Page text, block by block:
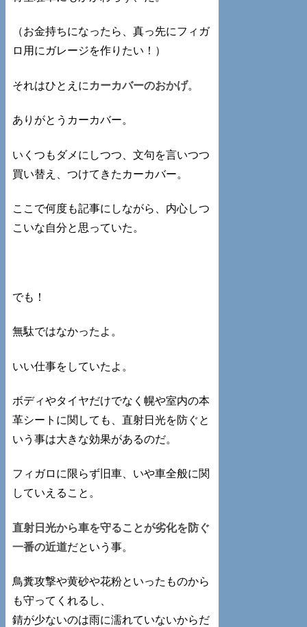
（お金持ちになったら、真っ先にフィガ
ロ用にガレージを作りたい！）
それはひとえに カーカバーのおかげ。
ありがとうカーカバー。
いくつもダメにしつつ、文句を言いつつ
買い替え、つけてきたカーカバー。
ここで何度も記事にしながら、内心しつ
こいな自分と思っていた。
でも！
無駄ではなかったよ。
いい仕事をしていたよ。
ボディやタイヤだけでなく幌や室内の本
革シートに関しても、直射日光を防ぐと
いう事は大きな効果があるのだ。
フィガロに限らず旧車、いや車全般に関
していえること。
直射日光から車を守ることが劣化を防ぐ
一番の近道だという事。
鳥糞攻撃や黄砂や花粉といったものから
も守ってくれるし、
錆が少ないのは雨に濡れていないからだ